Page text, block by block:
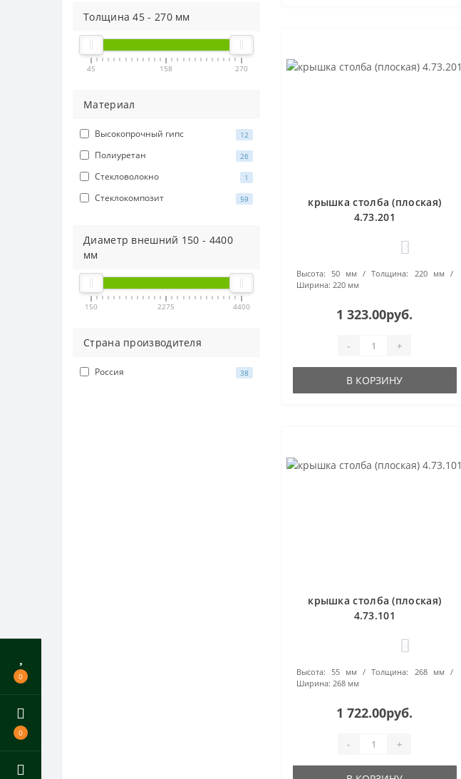
0
0
Толщина45 - 270мм
45 158 270
Материал
Высокопрочный гипс 12
Полиуретан 26
Стекловолокно 1
Стеклокомпозит 59
Диаметр внешний 150 - 4400
мм
150 2275 4400
Страна производителя
Россия 38
крышка столба (плоская)
4.73.201
Высота: 50 мм Толщина:
220 мм
Ширина: 220 мм
1 323.00руб.
- +
В КОРЗИНУ
крышка столба (плоская)
4.73.101
Высота: 55 мм Толщина:
268 мм
Ширина: 268 мм
1 722.00руб.
- +